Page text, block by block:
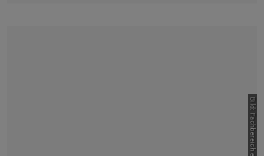
Bild: Fachbereich etit